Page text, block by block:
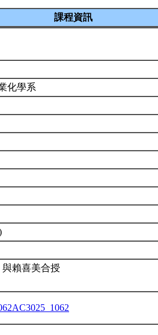
課程資訊
化學系
賴喜美合授